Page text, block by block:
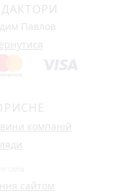
Павлов
компаній
сайтом